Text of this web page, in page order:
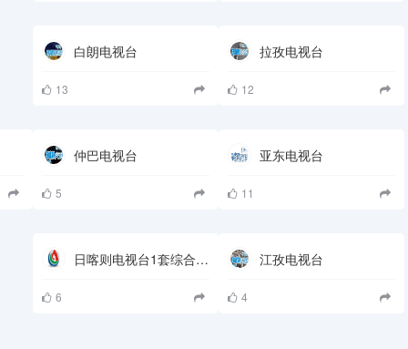
拉孜电视台
12
白朗电视台
13
亚东电视台
11
仲巴电视台
5
江孜电视台
4
日喀则电视台1套综合频道
6